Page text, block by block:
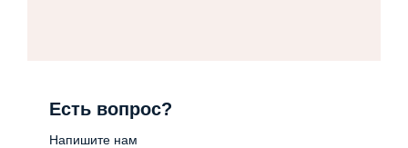
Есть вопрос?
Напишите нам